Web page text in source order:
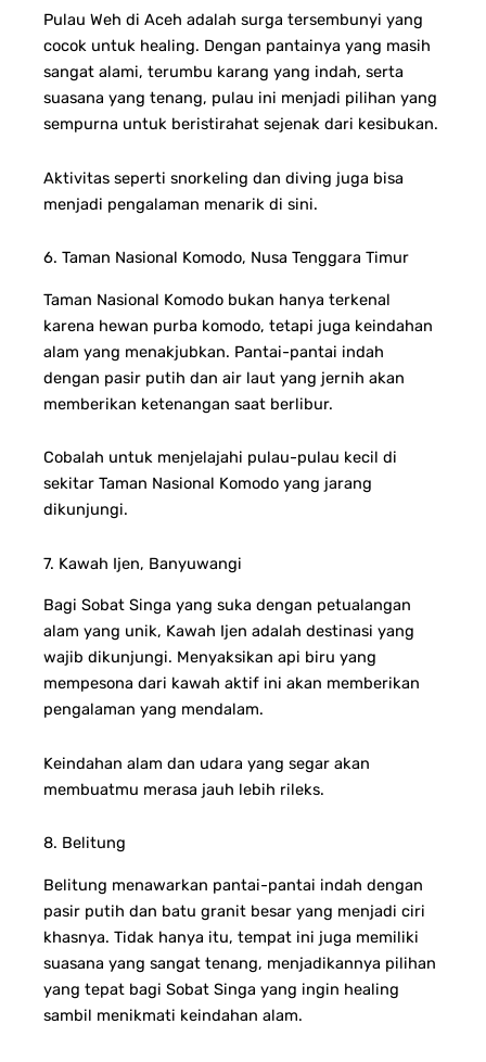
Pulau Weh di Aceh adalah surga tersembunyi yang
cocok untuk healing. Dengan pantainya yang masih
sangat alami, terumbu karang yang indah, serta
suasana yang tenang, pulau ini menjadi pilihan yang
sempurna untuk beristirahat sejenak dari kesibukan.
Aktivitas seperti snorkeling dan diving juga bisa
menjadi pengalaman menarik di sini.
6. Taman Nasional Komodo, Nusa Tenggara Timur
Taman Nasional Komodo bukan hanya terkenal
karena hewan purba komodo, tetapi juga keindahan
alam yang menakjubkan. Pantai-pantai indah
dengan pasir putih dan air laut yang jernih akan
memberikan ketenangan saat berlibur.
Cobalah untuk menjelajahi pulau-pulau kecil di
sekitar Taman Nasional Komodo yang jarang
dikunjungi.
7. Kawah Ijen, Banyuwangi
Bagi Sobat Singa yang suka dengan petualangan
alam yang unik, Kawah Ijen adalah destinasi yang
wajib dikunjungi. Menyaksikan api biru yang
mempesona dari kawah aktif ini akan memberikan
pengalaman yang mendalam.
Keindahan alam dan udara yang segar akan
membuatmu merasa jauh lebih rileks.
8. Belitung
Belitung menawarkan pantai-pantai indah dengan
pasir putih dan batu granit besar yang menjadi ciri
khasnya. Tidak hanya itu, tempat ini juga memiliki
suasana yang sangat tenang, menjadikannya pilihan
yang tepat bagi Sobat Singa yang ingin healing
sambil menikmati keindahan alam.